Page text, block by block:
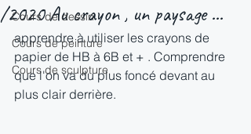
Cours de dessin
Cours de peinture
Cours de sculpture
/2020 Au crayon , un paysage ...
apprendre à utiliser les crayons de
papier de HB à 6B et + . Comprendre
que l'on va du plus foncé devant au
plus clair derrière.